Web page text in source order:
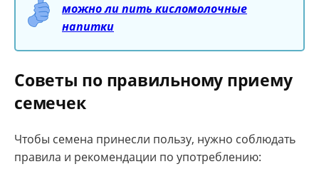
можно ли пить кисломолочные
напитки
Советы по правильному приему
семечек
Чтобы семена принесли пользу, нужно соблюдать
правила и рекомендации по употреблению: